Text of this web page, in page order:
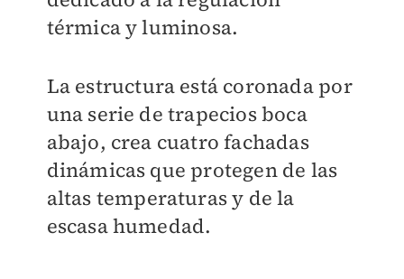
térmica y luminosa.
La estructura está coronada por
una serie de trapecios boca
abajo, crea cuatro fachadas
dinámicas que protegen de las
altas temperaturas y de la
escasa humedad.